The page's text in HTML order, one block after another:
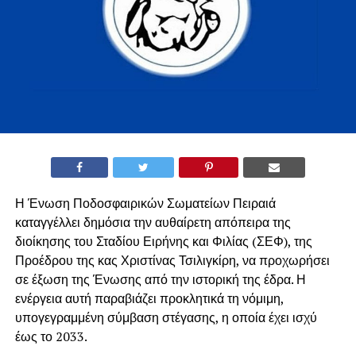
Η Ένωση Ποδοσφαιρικών Σωματείων Πειραιά
καταγγέλλει δημόσια την αυθαίρετη απόπειρα της
διοίκησης του Σταδίου Ειρήνης και Φιλίας (ΣΕΦ), της
Προέδρου της κας Χριστίνας Τσιλιγκίρη, να προχωρήσει
σε έξωση της Ένωσης από την ιστορική της έδρα. Η
ενέργεια αυτή παραβιάζει προκλητικά τη νόμιμη,
υπογεγραμμένη σύμβαση στέγασης, η οποία έχει ισχύ
έως το 2033.